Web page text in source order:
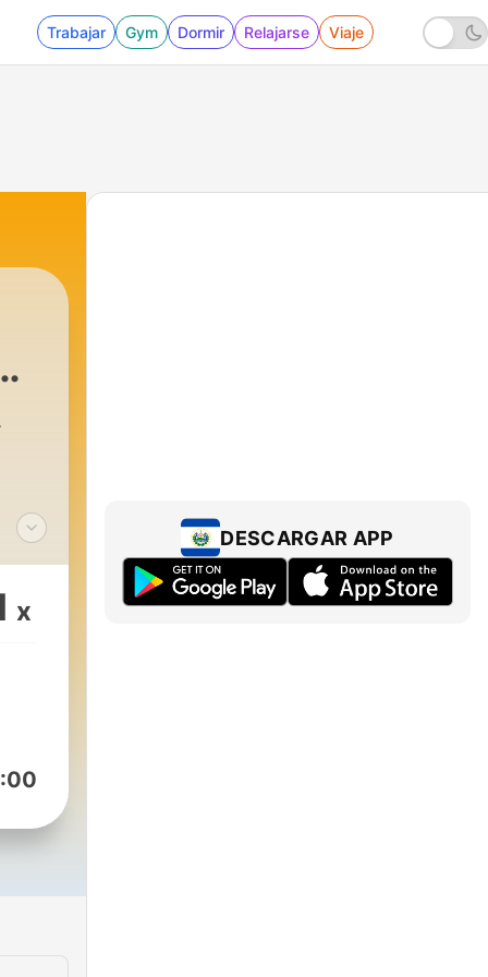
Trabajar Gym Dormir Relajarse Viaje
x
DESCARGAR APP